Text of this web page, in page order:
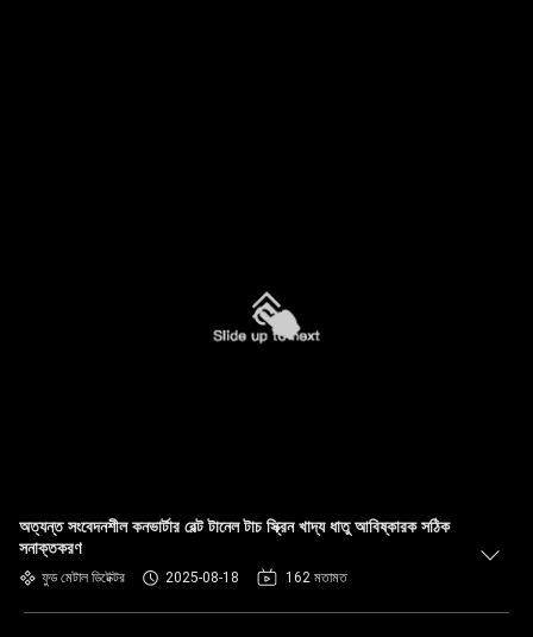
অত্যন্ত সংবেদনশীল কনভার্টার বেল্ট টানেল টাচ স্ক্রিন খাদ্য ধাতু আবিষ্কারক সঠিক
সনাক্তকরণ
ফুড মেটাল ডিটেক্টর 2025-08-18 162 মতামত